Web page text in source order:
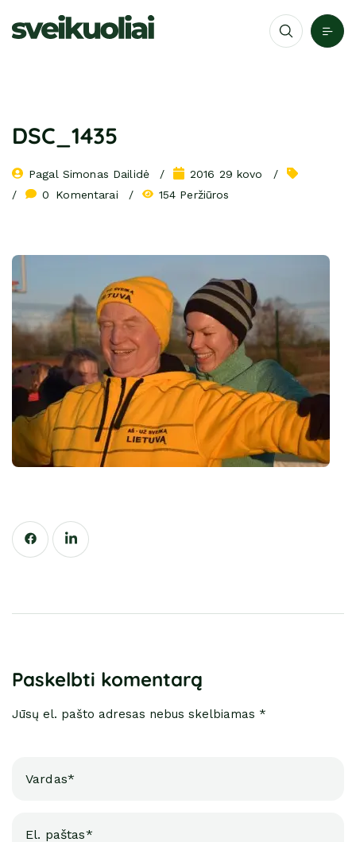
DSC_1435
Pagal Simonas Dailidė
2016 29 kovo
0
Komentarai 154 Peržiūros
Paskelbti komentarą
Jūsų el. pašto adresas nebus skelbiamas *